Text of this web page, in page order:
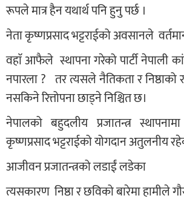
रूपले मात्र हैन यथार्थ पनि हुनु पर्छ ।
नेता कृष्णप्रसाद भट्टराईको अवसानले
वहाॅ आफैले स्थापना गरेको पार्टी नेपाली
नपारला ? तर त्यसले नैतिकता र निष्ठाको
नसकिने रित्तोपना छाड्ने निश्चित छ।
नेपालको बहुदलीय प्रजातन्त्र स्थापनामा
कृष्णप्रसाद भट्टराईको योगदान अतुलनीय
आजीवन प्रजातन्त्रको लडाईं लडेका
त्यसकारण निष्ठा र छविको बारेमा हामीले